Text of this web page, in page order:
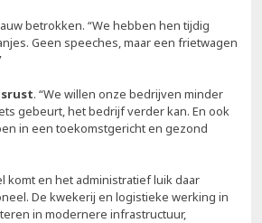
betrokken. “We hebben hen tijdig
Geen speeches, maar een frietwagen
. “We willen onze bedrijven minder
gebeurt, het bedrijf verder kan. En ook
in een toekomstgericht en gezond
komt en het administratief luik daar
De kwekerij en logistieke werking in
in modernere infrastructuur,